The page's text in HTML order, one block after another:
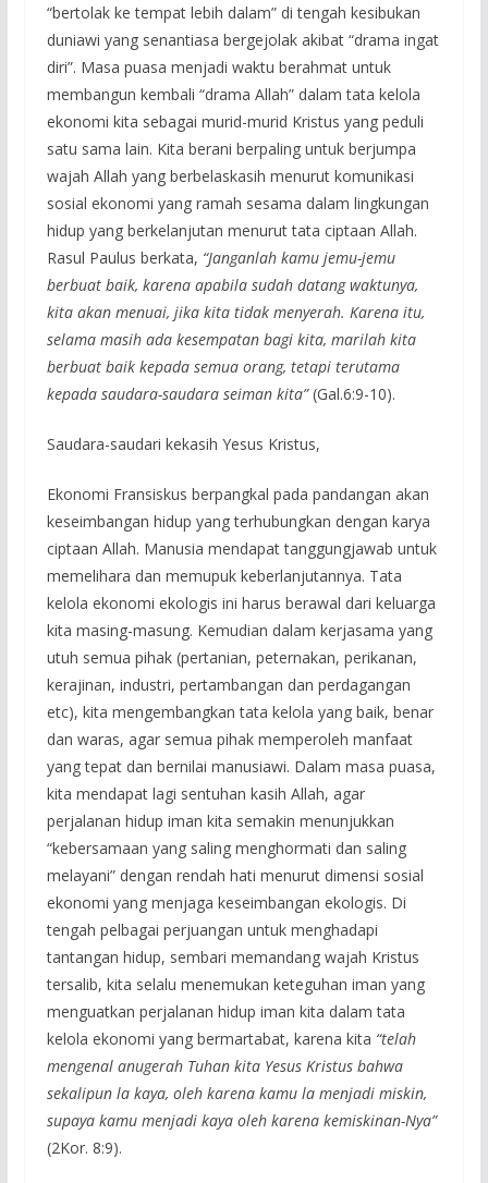
“bertolak ke tempat lebih dalam” di tengah kesibukan
duniawi yang senantiasa bergejolak akibat “drama ingat
diri”. Masa puasa menjadi waktu berahmat untuk
membangun kembali “drama Allah” dalam tata kelola
ekonomi kita sebagai murid-murid Kristus yang peduli
satu sama lain. Kita berani berpaling untuk berjumpa
wajah Allah yang berbelaskasih menurut komunikasi
sosial ekonomi yang ramah sesama dalam lingkungan
hidup yang berkelanjutan menurut tata ciptaan Allah.
Rasul Paulus berkata, “Janganlah kamu jemu-jemu
berbuat baik, karena apabila sudah datang waktunya,
kita akan menuai, jika kita tidak menyerah. Karena itu,
selama masih ada kesempatan bagi kita, marilah kita
berbuat baik kepada semua orang, tetapi terutama
kepada saudara-saudara seiman kita”(Gal.6:9-10).
Saudara-saudari kekasih Yesus Kristus,
Ekonomi Fransiskus berpangkal pada pandangan akan
keseimbangan hidup yang terhubungkan dengan karya
ciptaan Allah. Manusia mendapat tanggungjawab untuk
memelihara dan memupuk keberlanjutannya. Tata
kelola ekonomi ekologis ini harus berawal dari keluarga
kita masing-masung. Kemudian dalam kerjasama yang
utuh semua pihak (pertanian, peternakan, perikanan,
kerajinan, industri, pertambangan dan perdagangan
etc), kita mengembangkan tata kelola yang baik, benar
dan waras, agar semua pihak memperoleh manfaat
yang tepat dan bernilai manusiawi. Dalam masa puasa,
kita mendapat lagi sentuhan kasih Allah, agar
perjalanan hidup iman kita semakin menunjukkan
“kebersamaan yang saling menghormati dan saling
melayani” dengan rendah hati menurut dimensi sosial
ekonomi yang menjaga keseimbangan ekologis. Di
tengah pelbagai perjuangan untuk menghadapi
tantangan hidup, sembari memandang wajah Kristus
tersalib, kita selalu menemukan keteguhan iman yang
menguatkan perjalanan hidup iman kita dalam tata
kelola ekonomi yang bermartabat, karena kita “telah
mengenal anugerah Tuhan kita Yesus Kristus bahwa
sekalipun la kaya, oleh karena kamu la menjadi miskin,
supaya kamu menjadi kaya oleh karena kemiskinan-Nya”
(2Kor. 8:9).